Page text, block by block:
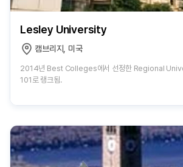
Lesley University
캠브리지, 미국
2014년 Best Colleges에서 선정한 Regional
101로 랭크됨.